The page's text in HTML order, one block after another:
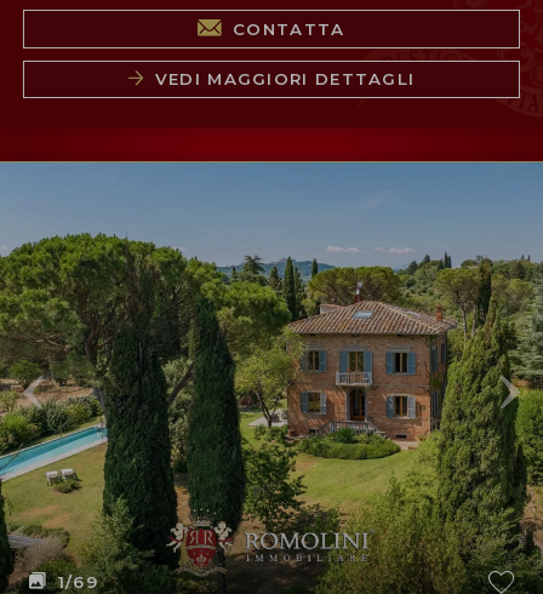
CONTATTA
VEDI MAGGIORI DETTAGLI
1/69